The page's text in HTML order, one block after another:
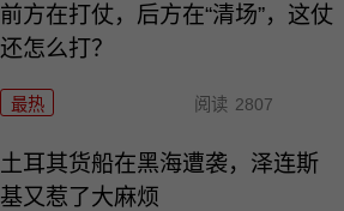
前方在打仗，后方在“清场”，这仗
还怎么打？
最热 阅读 2807
土耳其货船在黑海遭袭，泽连斯
基又惹了大麻烦